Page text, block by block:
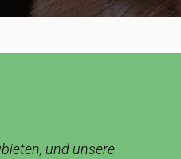
und unsere